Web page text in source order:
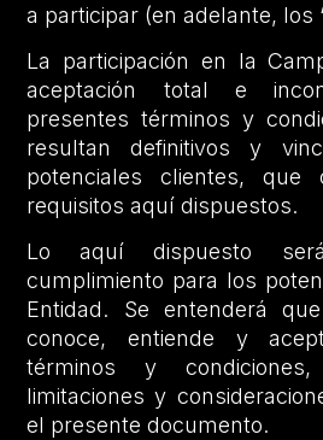
a participar (en adelante, los
La participación en la
aceptación total e
presentes términos y
resultan definitivos y
potenciales clientes,
requisitos aquí dispuestos.
Lo aquí dispuesto
cumplimiento para los
Entidad. Se entenderá
conoce, entiende y
términos y
limitaciones y
el presente documento.